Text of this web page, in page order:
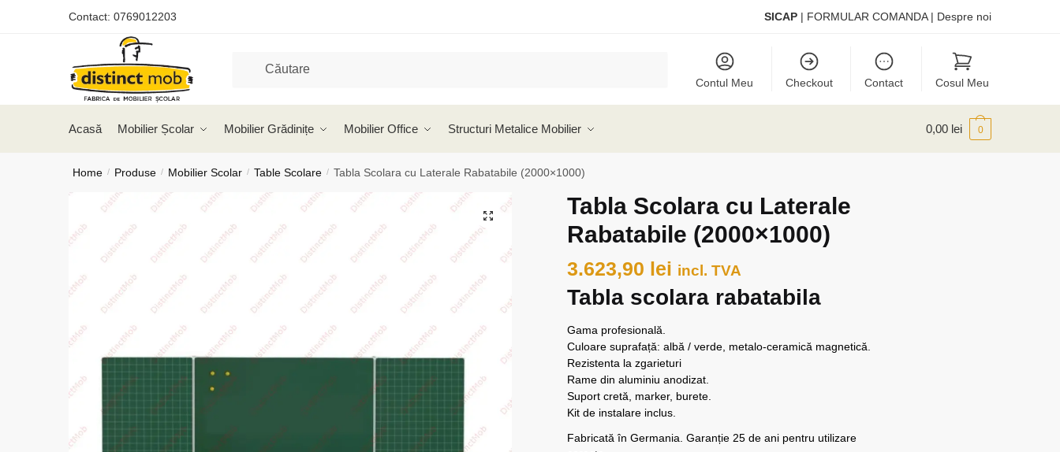
Contact: 0769012203 SICAP | FORMULAR COMANDA| Despre noi
Contul Meu Checkout Contact Cosul Meu
Acasă Mobilier Școlar Mobilier Grădinițe Mobilier Office Structuri Metalice Mobilier 0,00 lei 0
Home / Produse / Mobilier Scolar / Table Scolare / Tabla Scolara cu Laterale Rabatabile (2000×1000)
🔍
Tabla Scolara cu Laterale
Rabatabile (2000×1000)
3.623,90 lei incl. TVA
Tabla scolara rabatabila
Gama profesională.
Culoare suprafață: albă / verde, metalo-ceramică magnetică.
Rezistenta la zgarieturi
Rame din aluminiu anodizat.
Suport cretă, marker, burete.
Kit de instalare inclus.
Fabricată în Germania. Garanție 25 de ani pentru utilizare